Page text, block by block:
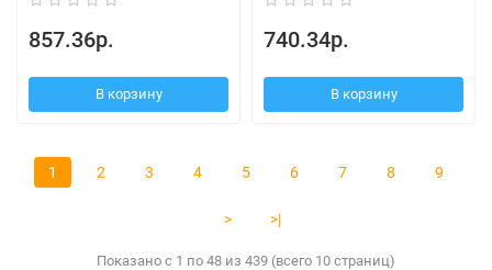
857.36р.
В корзину
740.34р.
В корзину
1 2 3 4 5 6 7 8 9
> >|
Показано с 1 по 48 из 439 (всего 10 страниц)